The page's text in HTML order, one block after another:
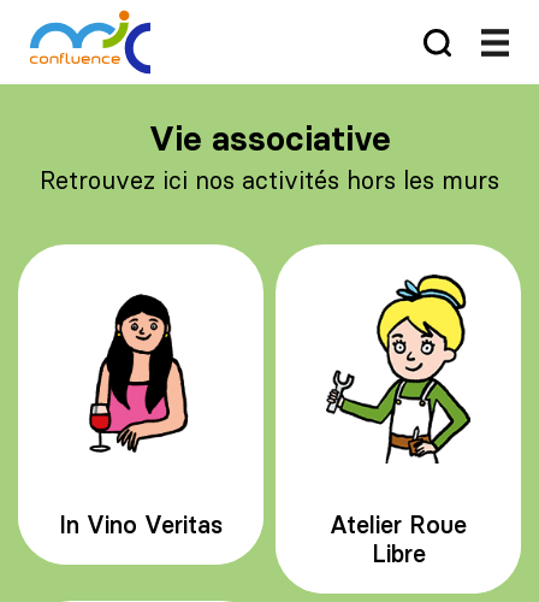
Vie associative
Retrouvez ici nos activités hors les murs
In Vino Veritas
Atelier Roue
Libre